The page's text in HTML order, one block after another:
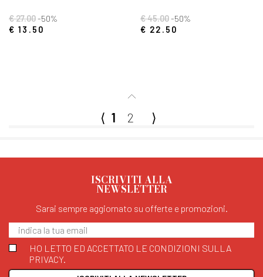
€ 27.00-50%
€ 13.50
€ 45.00-50%
€ 22.50
⟨ 1 2 ⟩
ISCRIVITI ALLA
NEWSLETTER
Sarai sempre aggiornato su offerte e promozioni.
HO LETTO ED ACCETTATO LE CONDIZIONI SULLA
PRIVACY.